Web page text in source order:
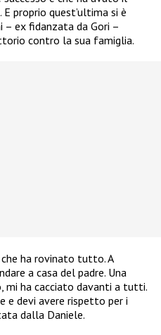
proprio quest’ultima si è
– ex fidanzata da Gori –
contro la sua famiglia.
ha rovinato tutto. A
a casa del padre. Una
mi ha cacciato davanti a tutti.
e devi avere rispetto per i
dalla Daniele.